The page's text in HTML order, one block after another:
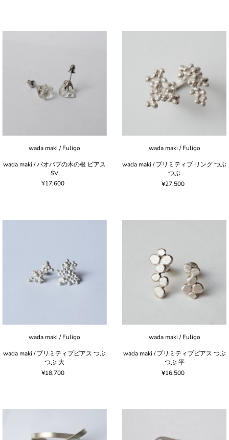
wada maki / Fuligo
wada maki / バオバブの木の根 ピアス
SV
¥17,600
wada maki / Fuligo
wada maki / プリミティブ リング つぶ
つぶ
¥27,500
wada maki / Fuligo
wada maki / プリミティブピアス つぶ
つぶ 大
¥18,700
wada maki / Fuligo
wada maki / プリミティブピアス つぶ
つぶ 平
¥16,500